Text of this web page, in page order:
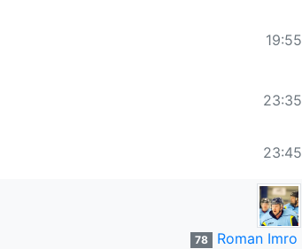
19:55
23:35
23:45
78 Roman Imro